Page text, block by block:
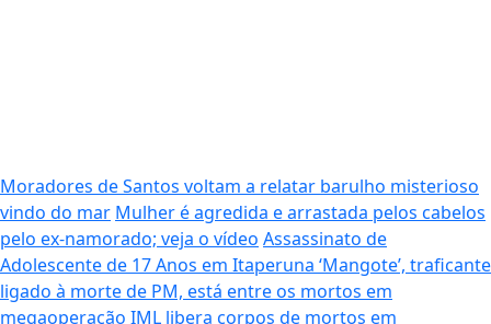
Moradores de Santos voltam a relatar barulho misterioso
vindo do mar Mulher é agredida e arrastada pelos cabelos
pelo ex-namorado; veja o vídeo Assassinato de
Adolescente de 17 Anos em Itaperuna ‘Mangote’, traficante
ligado à morte de PM, está entre os mortos em
megaoperação IML libera corpos de mortos em